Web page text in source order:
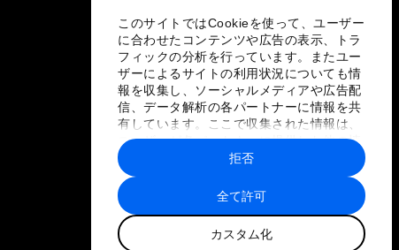
このサイトではCookieを使って、ユーザー
に合わせたコンテンツや広告の表示、トラ
フィックの分析を行っています。またユー
ザーによるサイトの利用状況についても情
報を収集し、ソーシャルメディアや広告配
信、データ解析の各パートナーに情報を共
有しています。ここで収集された情報は、
ユーザーが各パートナーに提供した他の情
報や各パートナーのサービスを使用した際
に収集された情報と組み合わされ、各パー
トナーによって使用されることがありま
す。
全て許可
カスタム化
拒否